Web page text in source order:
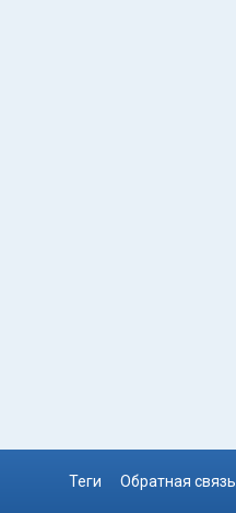
Теги Обратная связь